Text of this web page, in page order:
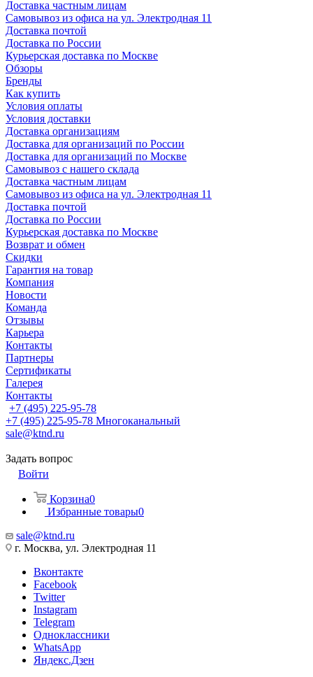
Доставка частным лицам
Самовывоз из офиса на ул. Электродная 11
Доставка почтой
Доставка по России
Курьерская доставка по Москве
Обзоры
Бренды
Как купить
Условия оплаты
Условия доставки
Доставка организациям
Доставка для организаций по России
Доставка для организаций по Москве
Самовывоз с нашего склада
Доставка частным лицам
Самовывоз из офиса на ул. Электродная 11
Доставка почтой
Доставка по России
Курьерская доставка по Москве
Возврат и обмен
Скидки
Гарантия на товар
Компания
Новости
Команда
Отзывы
Карьера
Контакты
Партнеры
Сертификаты
Галерея
Контакты
+7 (495) 225-95-78
+7 (495) 225-95-78 Многоканальный
sale@ktnd.ru
Задать вопрос
Войти
Корзина0
Избранные товары0
sale@ktnd.ru
г. Москва, ул. Электродная 11
Вконтакте
Facebook
Twitter
Instagram
Telegram
Одноклассники
WhatsApp
Яндекс.Дзен